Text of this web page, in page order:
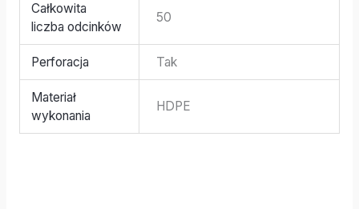
Całkowita
liczba odcinków
50
Perforacja Tak
Materiał
wykonania
HDPE